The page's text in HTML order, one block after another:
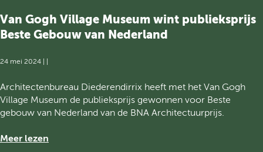
V
a
G
g
h
e
p
a
r
V
n
o
g
h
i
Van Gogh Village Museum wint publieksprijs
Beste Gebouw van Nederland
24 mei 2024
V
a
n
o
Architectenbureau Diederendirrix heeft met het Van Gogh
Village Museum de publieksprijs gewonnen voor Beste
gebouw van Nederland van de BNA Architectuurprijs.
Meer lezen